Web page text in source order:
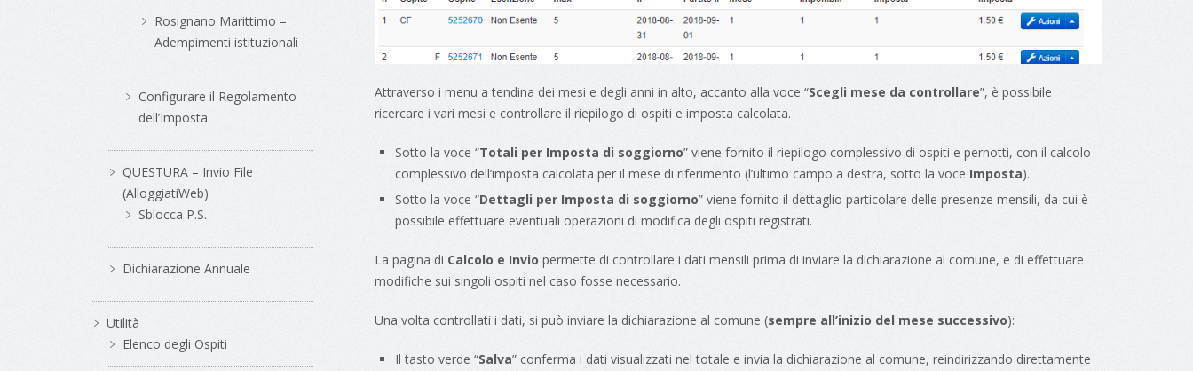
Attraverso i menu a tendina dei mesi e degli anni in alto, accanto alla voce “Scegli mese da controllare”, è possibile
ricercare i vari mesi e controllare il riepilogo di ospiti e imposta calcolata.
Sotto la voce “Totali per Imposta di soggiorno” viene fornito il riepilogo complessivo di ospiti e pernotti, con il calcolo
complessivo dell’imposta calcolata per il mese di riferimento (l’ultimo campo a destra, sotto la voce Imposta).
Sotto la voce “Dettagli per Imposta di soggiorno” viene fornito il dettaglio particolare delle presenze mensili, da cui è
possibile effettuare eventuali operazioni di modifica degli ospiti registrati.
La pagina di Calcolo e Invio permette di controllare i dati mensili prima di inviare la dichiarazione al comune, e di effettuare
modifiche sui singoli ospiti nel caso fosse necessario.
Una volta controllati i dati, si può inviare la dichiarazione al comune (sempre all’inizio del mese successivo):
Il tasto verde “Salva” conferma i dati visualizzati nel totale e invia la dichiarazione al comune, reindirizzando direttamente
Rosignano Marittimo –
Adempimenti istituzionali
Configurare il Regolamento
dell’Imposta
QUESTURA – Invio File
(AlloggiatiWeb)
Sblocca P.S.
Dichiarazione Annuale
Utilità
Elenco degli Ospiti